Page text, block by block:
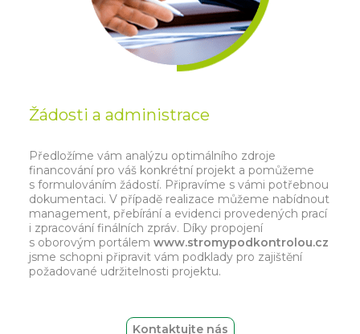
Žádosti a administrace
Předložíme vám analýzu optimálního zdroje
financování pro váš konkrétní projekt a pomůžeme
s formulováním žádostí. Připravíme s vámi potřebnou
dokumentaci. V případě realizace můžeme nabídnout
management, přebírání a evidenci provedených prací
i zpracování finálních zpráv. Díky propojení
s oborovým portálem www.stromypodkontrolou.cz
jsme schopni připravit vám podklady pro zajištění
požadované udržitelnosti projektu.
Kontaktujte nás